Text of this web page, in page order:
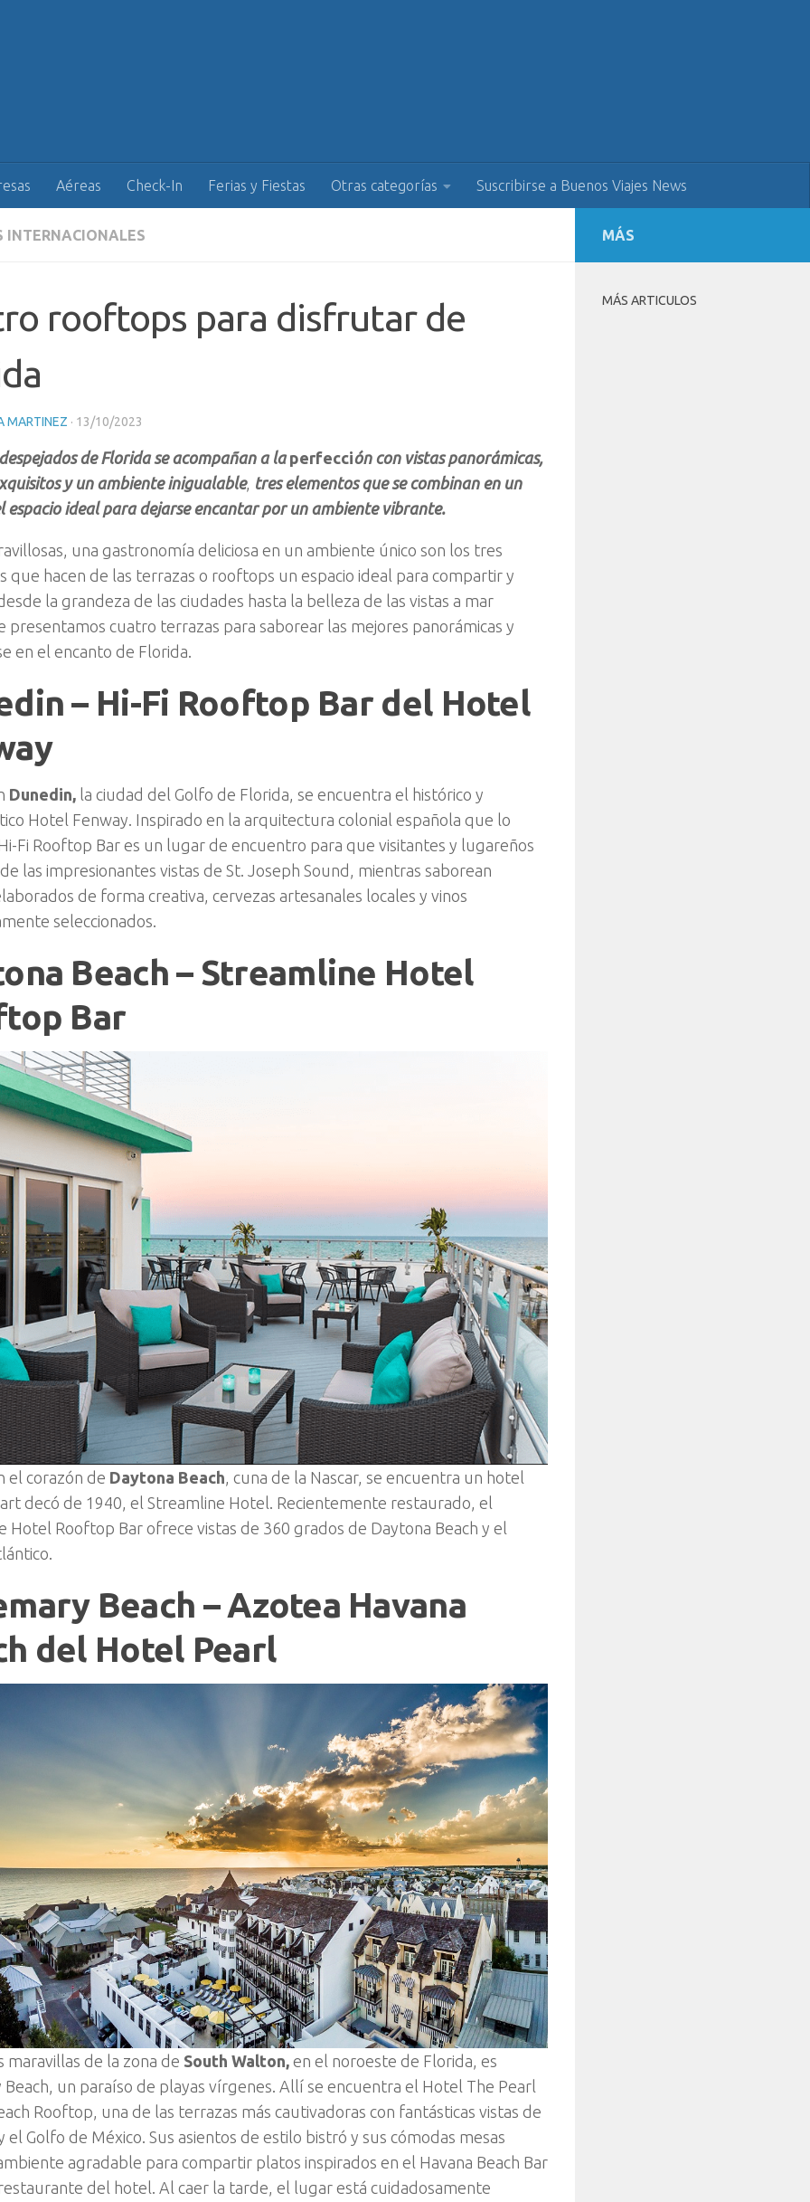
Aéreas Check-In Ferias y Fiestas Otras categorías Suscribirse a Buenos Viajes News
INTERNACIONALES
rooftops para disfrutar de
MARTINEZ · 13/10/2023
de Florida se acompañan a laperfección con vistas panorámicas,
y un ambiente inigualable, tres elementos que se combinan en un
espacio ideal para dejarse encantar por un ambiente vibrante.
una gastronomía deliciosa en un ambiente único son los tres
que hacen de las terrazas o rooftops un espacio ideal para compartir y
la grandeza de las ciudades hasta la belleza de las vistas a mar
presentamos cuatro terrazas para saborear las mejores panorámicas y
en el encanto de Florida.
– Hi-Fi Rooftop Bar del Hotel
Dunedin, la ciudad del Golfo de Florida, se encuentra el histórico y
Hotel Fenway. Inspirado en la arquitectura colonial española que lo
Fi Rooftop Bar es un lugar de encuentro para que visitantes y lugareños
las impresionantes vistas de St. Joseph Sound, mientras saborean
de forma creativa, cervezas artesanales locales y vinos
seleccionados.
Beach – Streamline Hotel
Bar
el corazón de Daytona Beach , cuna de la Nascar, se encuentra un hotel
decó de 1940, el Streamline Hotel. Recientemente restaurado, el
Hotel Rooftop Bar ofrece vistas de 360 grados de Daytona Beach y el
Beach – Azotea Havana
del Hotel Pearl
maravillas de la zona de South Walton, en el noroeste de Florida, es
Beach, un paraíso de playas vírgenes. Allí se encuentra el Hotel The Pearl
Rooftop, una de las terrazas más cautivadoras con fantásticas vistas de
el Golfo de México. Sus asientos de estilo bistró y sus cómodas mesas
agradable para compartir platos inspirados en el Havana Beach Bar
del hotel. Al caer la tarde, el lugar está cuidadosamente
MÁS
MÁS ARTICULOS